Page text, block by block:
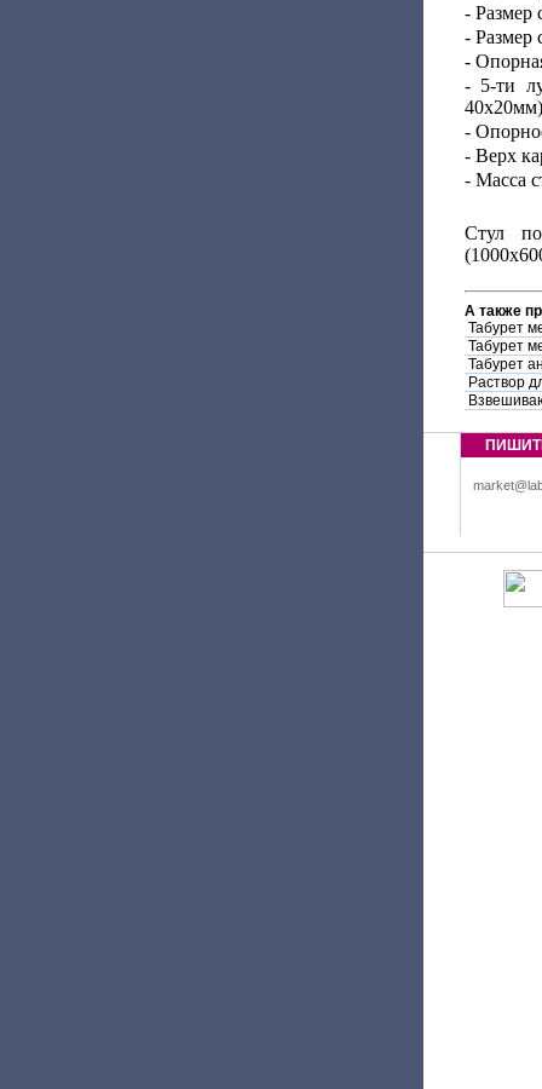
- Размер
-
-
- 5-ти
40х20мм)
-
- Верх
- Масса
Стул
А также
Табурет
Табурет
Табурет
Раствор